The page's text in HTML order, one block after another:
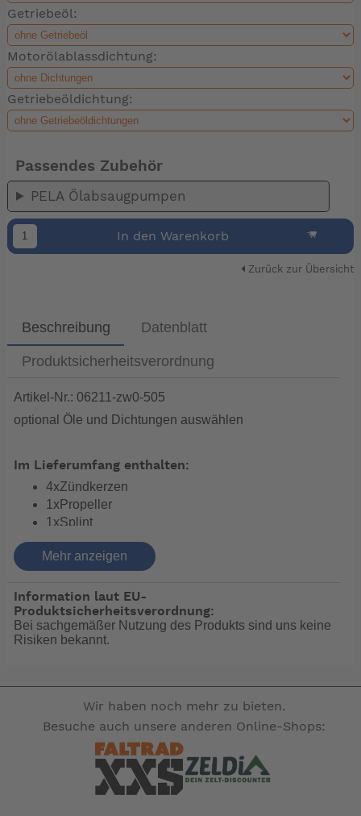
Getriebeöl:
Motorölablassdichtung:
Getriebeöldichtung:
Passendes Zubehör
PELA Ölabsaugpumpen
In den Warenkorb
Zurück zur Übersicht
Beschreibung Datenblatt
Produktsicherheitsverordnung
Artikel-Nr.: 06211-zw0-505
optional Öle und Dichtungen auswählen
Im Lieferumfang enthalten:
4xZündkerzen
1xPropeller
1xSplint
1xÖlfilter
1xKraftstofffilter
1x Impellerkit
bitte drucken Sie sich den Wartungsplan aus,Sie finden
ihn unter "Datenblatt"
Die Motoröle & Dichtungen müssen separat ausgwählt
werden, da diese nicht in dem Set mitgeliefert werden.
Für die 1 Liter Getriebeölflasche wird eine
Getriebeölpumpe benötigt, um dieses einzufüllen.
Mehr anzeigen
Information laut EU-
Produktsicherheitsverordnung:
Bei sachgemäßer Nutzung des Produkts sind uns keine
Risiken bekannt.
Wir haben noch mehr zu bieten.
Besuche auch unsere anderen Online-Shops: